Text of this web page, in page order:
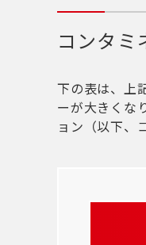
コンタミ
下の表は、上
ーが大きくな
ョン（以下、